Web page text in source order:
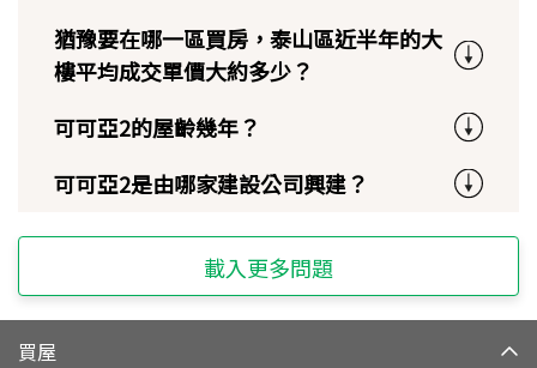
猶豫要在哪一區買房，泰山區近半年的大
樓平均成交單價大約多少？
可可亞2的屋齡幾年？
可可亞2是由哪家建設公司興建？
載入更多問題
買屋